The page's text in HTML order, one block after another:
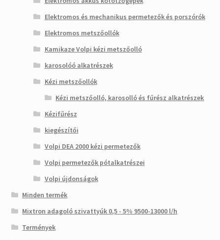
Elektromos és mechanikus permetezők és porszórók
Elektromos metszőollók
Kamikaze Volpi kézi metszőolló
karosolóó alkatrészek
Kézi metszőollók
Kézi metszőolló, karosolló és fűrész alkatrészek
Kézifűrész
kiegészítői
Volpi DEA 2000 kézi permetezők
Volpi permetezők pótalkatrészei
Volpi újdonságok
Minden termék
Mixtron adagoló szivattyúk 0,5 - 5% 9500-13000 l/h
Termények